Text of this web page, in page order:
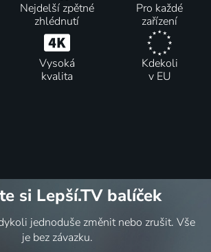
Nejdelší zpětné
zhlédnutí
Pro každé
zařízení
Vysoká
kvalita
Kdekoli
v EU
si Lepší.TV balíček
jednoduše změnit nebo zrušit. Vše
je bez závazku.